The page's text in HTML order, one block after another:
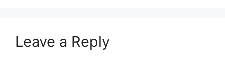
Leave a Reply